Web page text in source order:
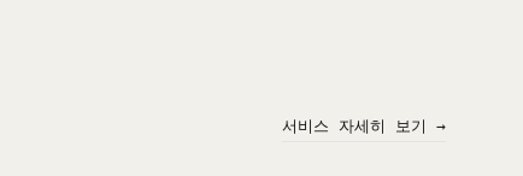
서비스 자세히 보기 →